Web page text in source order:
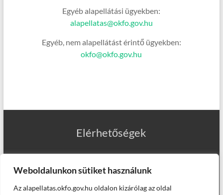
Weboldalunkon sütiket használunk
Az alapellatas.okfo.gov.hu oldalon kizárólag az oldal
Egyéb alapellátási ügyekben:
alapellatas@okfo.gov.hu
Egyéb, nem alapellátást érintő ügyekben:
okfo@okfo.gov.hu
Elérhetőségek